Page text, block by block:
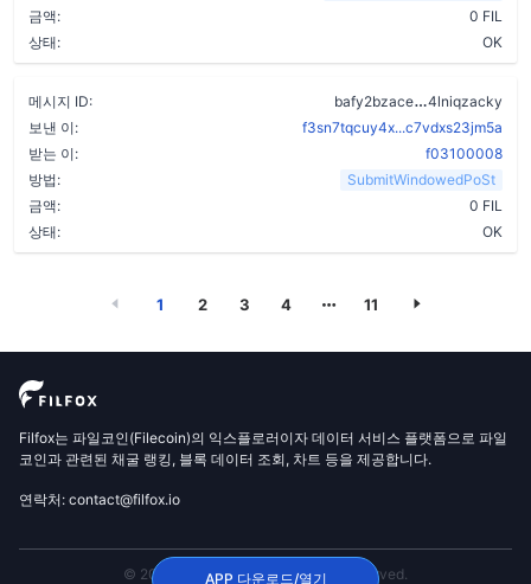
금액:
0 FIL
상태:
OK
메시지 ID: bafy2bzace
4lniqzacky
보낸 이:
f3sn7tqcuy4x...c7vdxs23jm5a
받는 이:
f03100008
방법:
SubmitWindowedPoSt
금액:
0 FIL
상태:
OK
1 2 3 4 11
Filfox는 파일코인(Filecoin)의 익스플로러이자 데이터 서비스 플랫폼으로 파일
코인과 관련된 채굴 랭킹, 블록 데이터 조회, 차트 등을 제공합니다.
연락처: contact@filfox.io
© 2020 FilFox Project. All Rights Reserved.
APP 다운로드/열기